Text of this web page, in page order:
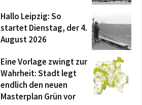
Hallo Leipzig: So
startet Dienstag, der 4.
August 2026
Eine Vorlage zwingt zur
Wahrheit: Stadt legt
endlich den neuen
Masterplan Grün vor